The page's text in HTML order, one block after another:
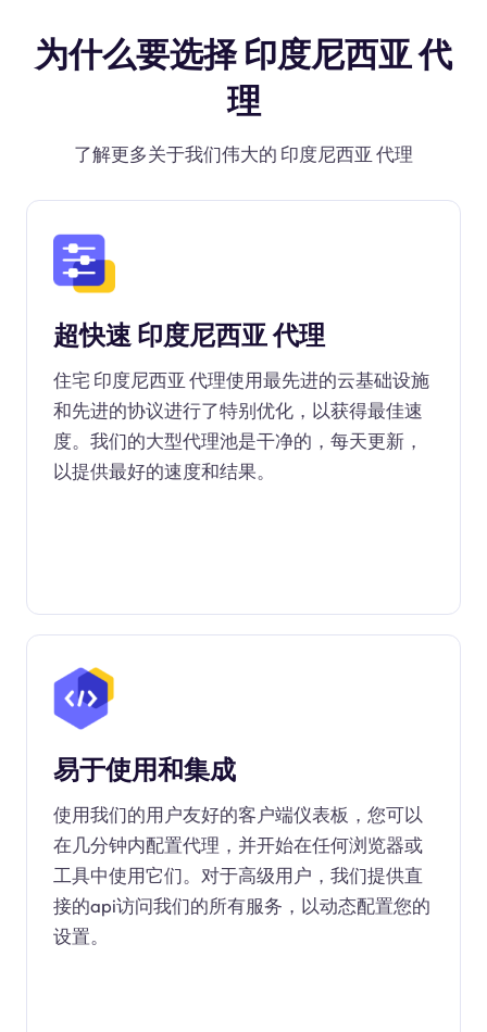
为什么要选择 印度尼西亚 代
理
了解更多关于我们伟大的 印度尼西亚 代理
超快速 印度尼西亚 代理
住宅 印度尼西亚 代理使用最先进的云基础设施
和先进的协议进行了特别优化，以获得最佳速
度。我们的大型代理池是干净的，每天更新，
以提供最好的速度和结果。
易于使用和集成
使用我们的用户友好的客户端仪表板，您可以
在几分钟内配置代理，并开始在任何浏览器或
工具中使用它们。对于高级用户，我们提供直
接的api访问我们的所有服务，以动态配置您的
设置。